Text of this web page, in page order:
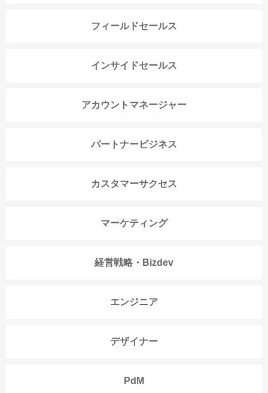
フィールドセールス
インサイドセールス
アカウントマネージャー
パートナービジネス
カスタマーサクセス
マーケティング
経営戦略・Bizdev
エンジニア
デザイナー
PdM